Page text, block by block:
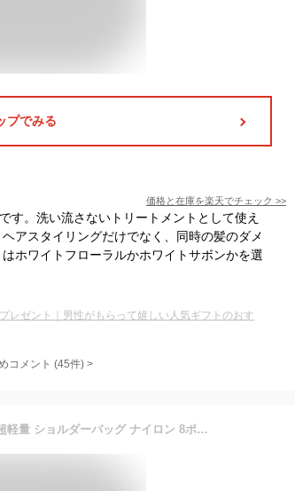
プでみる
価格と在庫を楽天でチェック >>
す。洗い流さないトリートメントとして使え
アスタイリングだけでなく、同時の髪のダメ
ホワイトフローラルかホワイトサボンかを選
レゼント｜男性がもらって嬉しい人気ギフトのおす
コメント (45件) >
【9年連続☆No.1 / 王道メンズ鞄】 超軽量 ショルダーバッグ ナイロン 8ポケット 撥水 スキミング 防止 軽い 斜めがけ バッグ サコッシュ ウエストバッグ メンズ レディース 小型 収納 ボディバッグ 人気 カバン ブランド アウトドア 旅行 散歩 トラベル ビジネス / SHB1